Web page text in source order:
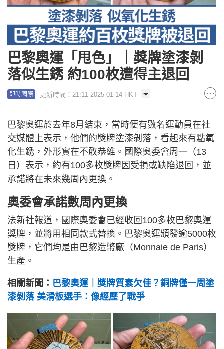
巴黎奧運「甩色」｜獎牌塗漆剝
落似生銹 約100枚遭得主退回
即時國際 更新時間：21:11 2025-01-14 HKT
巴黎奧運於去年8月結束，當時便有數名運動員在社
交媒體上表示，他們的獎牌塗漆剝落，看起來有點氧
化生銹，外形實在不敢恭維。國際奧委會周一（13
日）表示，約有100多枚獎牌因受損或缺陷退回，並
承諾將在未來幾周內更換。
奧委會承諾數周內更換
法新社報道，國際奧委會已經收回100多枚巴黎奧運
獎牌，並將用相同款式替換。巴黎奧運頒發逾5000枚
獎牌，它們均是由巴黎造幣廠（Monnaie de Paris）
生產。
相關新聞： 巴黎奧運｜獎牌質素欠佳？銅牌僅一周塗
漆剝落 美滑板選手：像經歷了戰爭